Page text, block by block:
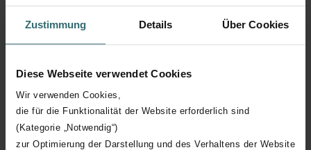
Zustimmung Details Über Cookies
Diese Webseite verwendet Cookies
Wir verwenden Cookies,
die für die Funktionalität der Website erforderlich sind
(Kategorie „Notwendig“)
zur Optimierung der Darstellung und des Verhaltens der Website